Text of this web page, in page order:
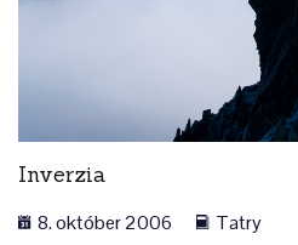
Inverzia
8. október 2006
Tatry